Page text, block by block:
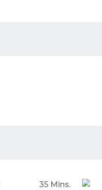
35 Mins.